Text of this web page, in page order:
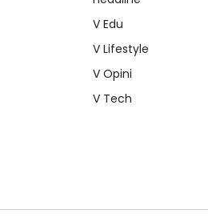
V Edu
V Lifestyle
V Opini
V Tech